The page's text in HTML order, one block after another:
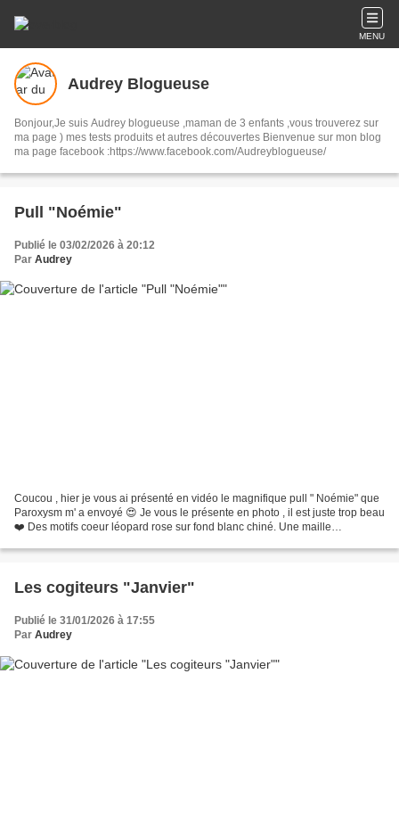
MENU
Audrey Blogueuse
Bonjour,Je suis Audrey blogueuse ,maman de 3 enfants ,vous trouverez sur
ma page ) mes tests produits et autres découvertes Bienvenue sur mon blog
ma page facebook :https://www.facebook.com/Audreyblogueuse/
Pull "Noémie"
Publié le 03/02/2026 à 20:12
Par Audrey
Coucou , hier je vous ai présenté en vidéo le magnifique pull " Noémie" que
Paroxysm m' a envoyé 😍 Je vous le présente en photo , il est juste trop beau
❤️ Des motifs coeur léopard rose sur fond blanc chiné. Une maille
Les cogiteurs "Janvier"
Publié le 31/01/2026 à 17:55
Par Audrey